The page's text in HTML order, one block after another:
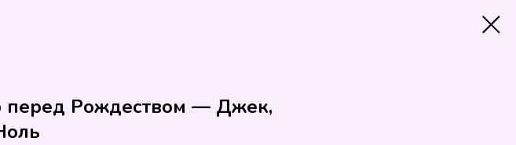
Рождеством — Джек,